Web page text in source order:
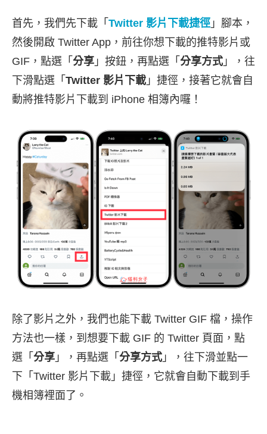
首先，我們先下載「 Twitter 影片下載捷徑 」腳本，
然後開啟 Twitter App，前往你想下載的推特影片或
GIF，點選「 分享 」按鈕，再點選「 分享方式 」，往
下滑點選「 Twitter 影片下載 」捷徑，接著它就會自
動將推特影片下載到 iPhone 相簿內囉！
除了影片之外，我們也能下載 Twitter GIF 檔，操作
方法也一樣，到想要下載 GIF 的 Twitter 頁面，點
選「 分享 」，再點選「 分享方式 」，往下滑並點一
下「Twitter 影片下載」捷徑，它就會自動下載到手
機相簿裡面了。